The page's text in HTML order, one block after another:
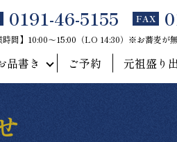
0191-46-5155 FAX
時間】10:00～15:00（LO 14:30）※お蕎麦が
品書き ご予約 元祖盛り